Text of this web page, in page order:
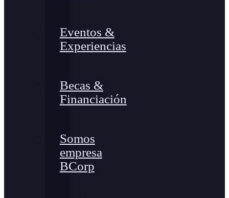
Eventos &
Experiencias
Becas &
Financiación
Somos
empresa
BCorp